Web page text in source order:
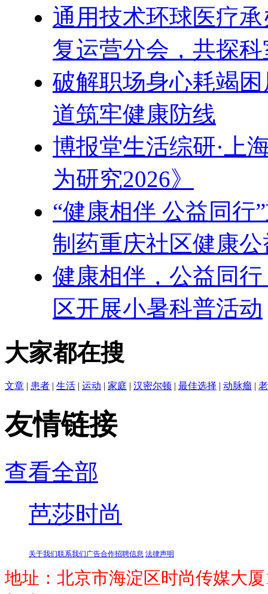
通用技术环球医疗
复运营分会，共探
破解职场身心耗竭
道筑牢健康防线
博报堂生活综研·上
为研究2026》
“健康相伴 公益同
制药重庆社区健康
健康相伴，公益同
区开展小暑科普活动
大家都在搜
文章 | 患者 | 生活 | 运动 | 家庭 | 汉密尔顿 | 最佳选择 | 动脉瘤 |
友情链接
查看全部
芭莎时尚
关于我们联系我们广告合作招聘信息 法律声明
地址：北京市海淀区时尚传媒大厦